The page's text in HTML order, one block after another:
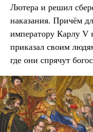
Лютера и решил
наказания. Причём
императору Карлу V
приказал своим
где они спрячут